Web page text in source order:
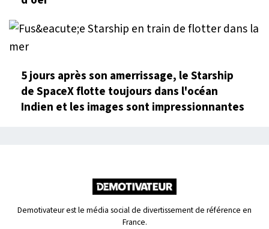
5 jours après son amerrissage, le Starship
de SpaceX flotte toujours dans l'océan
Indien et les images sont impressionnantes
Demotivateur est le média social de divertissement de référence en
France.